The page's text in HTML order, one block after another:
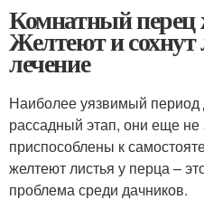
Комнатный перец
Желтеют и
лечение
Наиболее уязвимый период
рассадный этап, они еще
приспособлены к
желтеют листья у перца –
проблема среди дачников.